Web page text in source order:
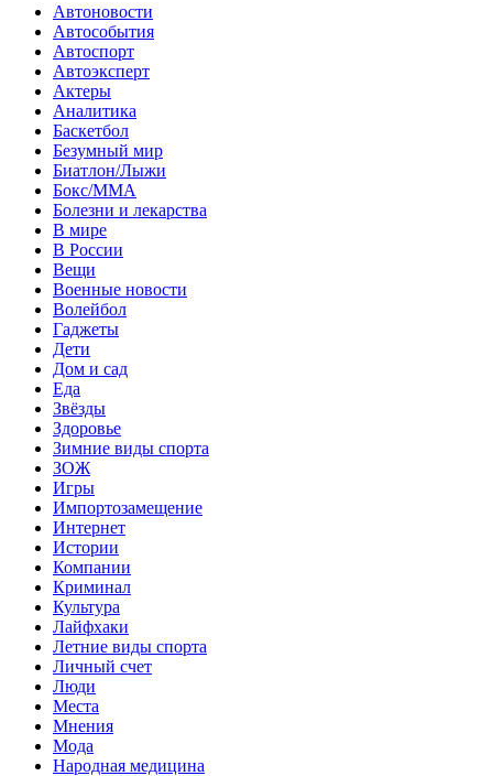
Автоновости
Автособытия
Автоспорт
Автоэксперт
Актеры
Аналитика
Баскетбол
Безумный мир
Биатлон/Лыжи
Бокс/MMA
Болезни и лекарства
В мире
В России
Вещи
Военные новости
Волейбол
Гаджеты
Дети
Дом и сад
Еда
Звёзды
Здоровье
Зимние виды спорта
ЗОЖ
Игры
Импортозамещение
Интернет
Истории
Компании
Криминал
Культура
Лайфхаки
Летние виды спорта
Личный счет
Люди
Места
Мнения
Мода
Народная медицина